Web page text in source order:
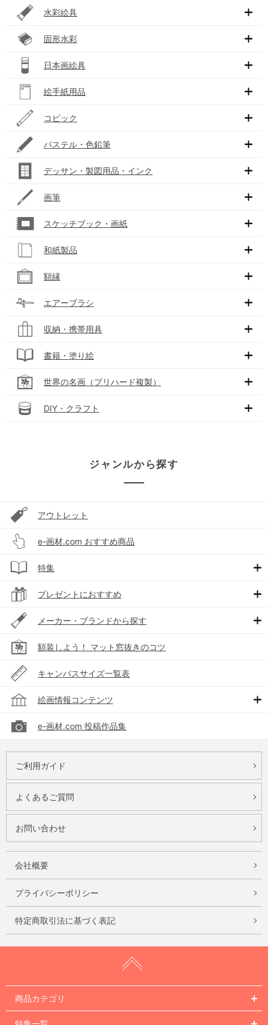
水彩絵具
固形水彩
日本画絵具
絵手紙用品
コピック
パステル・色鉛筆
デッサン・製図用品・インク
画筆
スケッチブック・画紙
和紙製品
額縁
エアーブラシ
収納・携帯用具
書籍・塗り絵
世界の名画（プリハード複製）
DIY・クラフト
ジャンルから探す
アウトレット
e-画材.com おすすめ商品
特集
プレゼントにおすすめ
メーカー・ブランドから探す
額装しよう！ マット窓抜きのコツ
キャンバスサイズ一覧表
絵画情報コンテンツ
e-画材.com 投稿作品集
ご利用ガイド
よくあるご質問
お問い合わせ
会社概要
プライバシーポリシー
特定商取引法に基づく表記
商品カテゴリ